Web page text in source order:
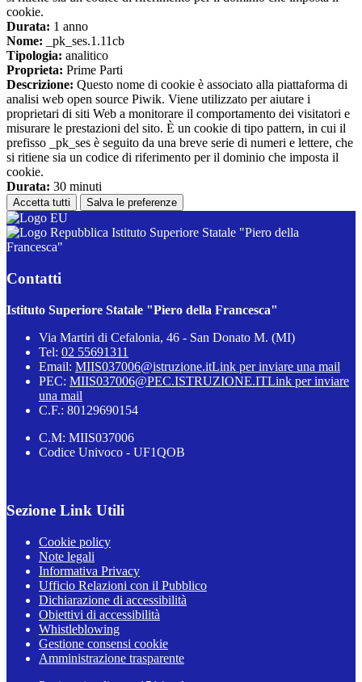
cookie.
Durata: 1 anno
Nome: _pk_ses.1.11cb
Tipologia: analitico
Proprieta: Prime Parti
Descrizione: Questo nome di cookie è associato alla piattaforma di
analisi web open source Piwik. Viene utilizzato per aiutare i
proprietari di siti Web a monitorare il comportamento dei visitatori e
misurare le prestazioni del sito. È un cookie di tipo pattern, in cui il
prefisso _pk_ses è seguito da una breve serie di numeri e lettere, che
si ritiene sia un codice di riferimento per il dominio che imposta il
cookie.
Durata: 30 minuti
Accetta tutti Salva le preferenze
Istituto Superiore Statale "Piero della
Francesca"
Contatti
Istituto Superiore Statale "Piero della Francesca"
Via Martiri di Cefalonia, 46 - San Donato M. (MI)
Tel: 02 55691311
Email: MIIS037006@istruzione.itLink per inviare una mail
PEC: MIIS037006@PEC.ISTRUZIONE.ITLink per inviare
una mail
C.F.: 80129690154
C.M: MIIS037006
Codice Univoco - UF1QOB
Sezione Link Utili
Cookie policy
Note legali
Informativa Privacy
Ufficio Relazioni con il Pubblico
Dichiarazione di accessibilità
Obiettivi di accessibilità
Whistleblowing
Gestione consensi cookie
Amministrazione trasparente